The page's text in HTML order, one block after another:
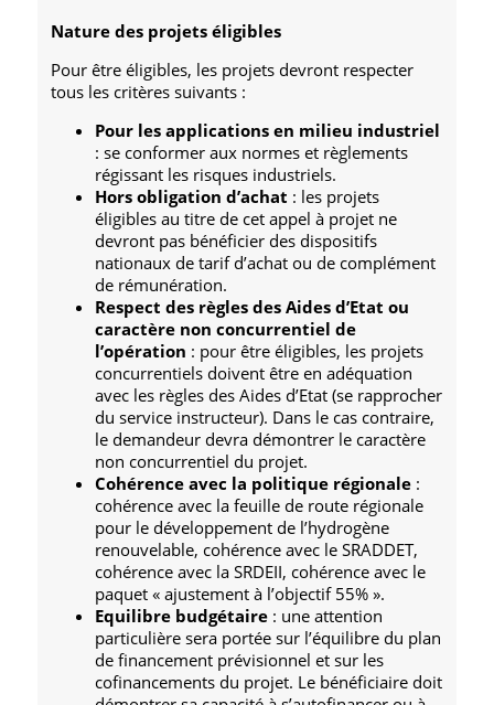
Nature des projets éligibles
Pour être éligibles, les projets devront respecter
tous les critères suivants :
Pour les applications en milieu industriel
: se conformer aux normes et règlements
régissant les risques industriels.
Hors obligation d’achat : les projets
éligibles au titre de cet appel à projet ne
devront pas bénéficier des dispositifs
nationaux de tarif d’achat ou de complément
de rémunération.
Respect des règles des Aides d’Etat ou
caractère non concurrentiel de
l’opération : pour être éligibles, les projets
concurrentiels doivent être en adéquation
avec les règles des Aides d’Etat (se rapprocher
du service instructeur). Dans le cas contraire,
le demandeur devra démontrer le caractère
non concurrentiel du projet.
Cohérence avec la politique régionale :
cohérence avec la feuille de route régionale
pour le développement de l’hydrogène
renouvelable, cohérence avec le SRADDET,
cohérence avec la SRDEII, cohérence avec le
paquet « ajustement à l’objectif 55% ».
Equilibre budgétaire : une attention
particulière sera portée sur l’équilibre du plan
de financement prévisionnel et sur les
cofinancements du projet. Le bénéficiaire doit